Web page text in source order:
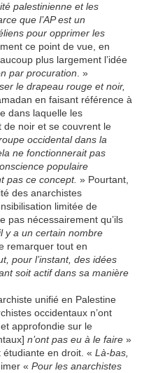
palestinienne et les
que l’AP est un
pour opprimer les
ce point de vue, en
plus largement l’idée
par procuration . »
le drapeau rouge et noir,
en faisant référence à
dans laquelle les
de noir et se couvrent le
occidental dans la
ne fonctionnerait pas
populaire
pas ce concept. » Pourtant,
des anarchistes
limitée de
pas nécessairement qu’ils
y a un certain nombre
remarquer tout en
pour l’instant, des idées
soit actif dans sa manière
unifié en Palestine
occidentaux n’ont
approfondie sur le
n’ont pas eu à le faire »
en droit. « Là-bas,
« Pour les anarchistes